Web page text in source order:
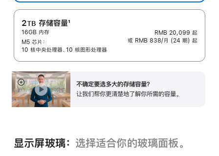
2TB 存储容量
脚
注
1
16GB 内存
M5 芯片：
10 核中央处理器、10 核图形处理器
RMB 20,099 起
或 RMB 838/月 (24 期) 起
不确定要选多大的存储容⁠量？
让我们帮你更清楚地了解你所需的容量。
展
开
显示屏玻璃： 选择适合你的玻璃面‍板。